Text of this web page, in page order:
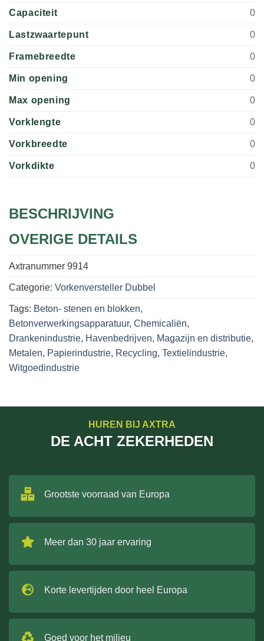
Capaciteit 0
Lastzwaartepunt 0
Framebreedte 0
Min opening 0
Max opening 0
Vorklengte 0
Vorkbreedte 0
Vorkdikte 0
BESCHRIJVING
OVERIGE DETAILS
Axtranummer 9914
Categorie: Vorkenversteller Dubbel
Tags: Beton- stenen en blokken,
Betonverwerkingsapparatuur, Chemicaliën,
Drankenindustrie, Havenbedrijven, Magazijn en distributie,
Metalen, Papierindustrie, Recycling, Textielindustrie,
Witgoedindustrie
HUREN BIJ AXTRA
DE ACHT ZEKERHEDEN
Grootste voorraad van Europa
Meer dan 30 jaar ervaring
Korte levertijden door heel Europa
Goed voor het milieu